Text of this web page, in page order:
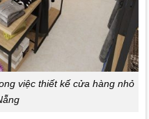
việc thiết kế cửa hàng nhỏ